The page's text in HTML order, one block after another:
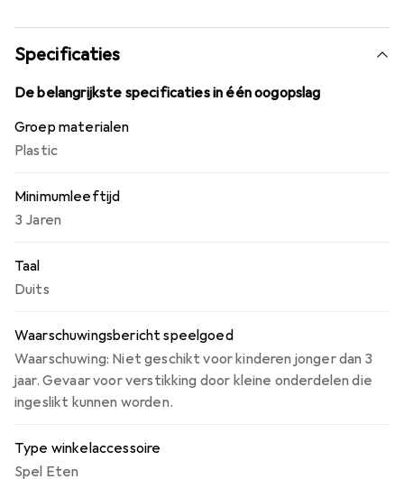
Specificaties
De belangrijkste specificaties in één oogopslag
Groep materialen
Plastic
Minimumleeftijd
3 Jaren
Taal
Duits
Waarschuwingsbericht speelgoed
Waarschuwing: Niet geschikt voor kinderen jonger dan 3
jaar. Gevaar voor verstikking door kleine onderdelen die
ingeslikt kunnen worden.
Type winkelaccessoire
Spel Eten